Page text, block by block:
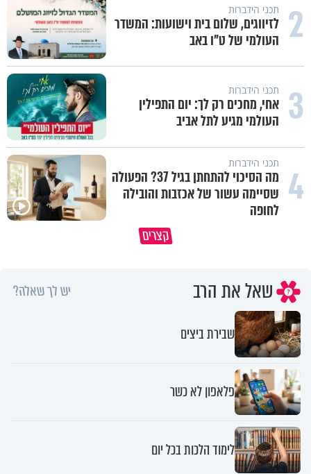
2 תכני הידברות
לזיווגים, שלום בית וישועות: המשדר
העולמי של ט"ו באב
3 תכני הידברות
אחי, מחכים רק לך: יום התפילין
העולמי מגיע לתל אביב
4 תכני הידברות
מה הסיכוי להתחתן בגיל 37? הפעולה
שסיימה עשור של אכזבות והובילה
לחופה
קצריםתשתמש באהבה של השם לטובתך
פותחים פתח קטן - ומקבלים
שאל את הרב יש לך שאלה?
שבירת ביצים
פלאפון לא כשר
לימוד הלכות בכל יום